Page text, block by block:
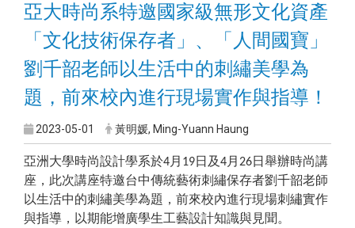
亞大時尚系特邀國家級無形文化資產
「文化技術保存者」、「人間國寶」
劉千韶老師以生活中的刺繡美學為
題，前來校內進行現場實作與指導！
2023-05-01 黃明媛, Ming-Yuann Haung
亞洲大學時尚設計學系於4月 19日及4月26日舉辦時尚講
座，此次講座特邀台中傳統藝術刺繡保存者劉千韶老師
以生活中的刺繡美學為題，前來校內進行現場刺繡實作
與指導，以期能增廣學生工藝設計知識與見聞。